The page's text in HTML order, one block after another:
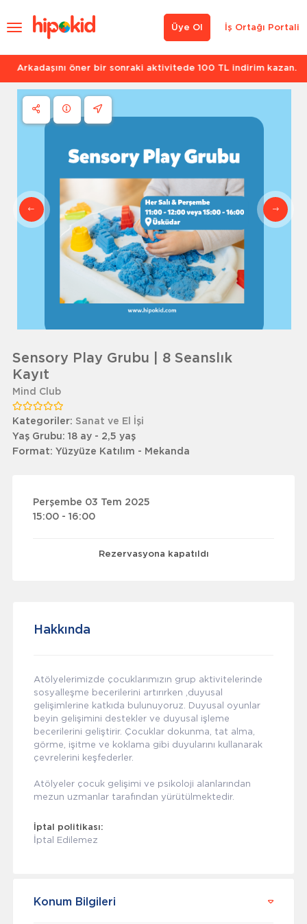
İş Ortağı Portali
Üye Ol
Arkadaşını öner bir sonraki aktivitede 100 TL indirim kazan.
Sensory Play Grubu | 8 Seanslık
Kayıt
Mind Club
Kategoriler: Sanat ve El İşi
Yaş Grubu: 18 ay - 2,5 yaş
Format: Yüzyüze Katılım - Mekanda
Perşembe 03 Tem 2025
15:00 - 16:00
Rezervasyona kapatıldı
Hakkında
Atölyelerimizde çocuklarımızın grup aktivitelerinde
sosyalleşme becerilerini artırırken ,duyusal
gelişimlerine katkıda bulunuyoruz. Duyusal oyunlar
beyin gelişimini destekler ve duyusal işleme
becerilerini geliştirir. Çocuklar dokunma, tat alma,
görme, işitme ve koklama gibi duyularını kullanarak
çevrelerini keşfederler.
Atölyeler çocuk gelişimi ve psikoloji alanlarından
mezun uzmanlar tarafından yürütülmektedir.
İptal politikası:
İptal Edilemez
Konum Bilgileri